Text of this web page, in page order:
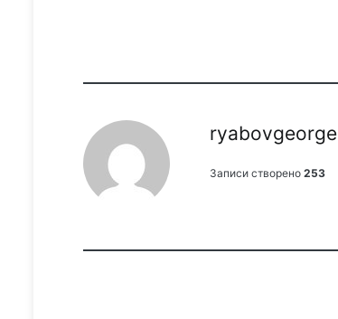
ryabovgeorge
Записи створено 253